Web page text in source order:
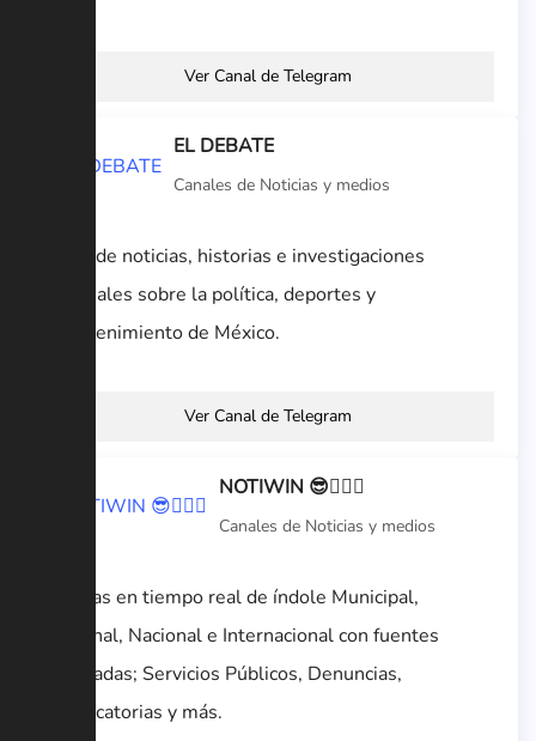
Ver Canal de Telegram
EL DEBATE
Canales de Noticias y medios
Canal de noticias, historias e investigaciones
especiales sobre la política, deportes y
entretenimiento de México.
Ver Canal de Telegram
NOTIWIN 😎👍🏻📰
Canales de Noticias y medios
Noticias en tiempo real de índole Municipal,
Regional, Nacional e Internacional con fuentes
verificadas; Servicios Públicos, Denuncias,
Convocatorias y más.